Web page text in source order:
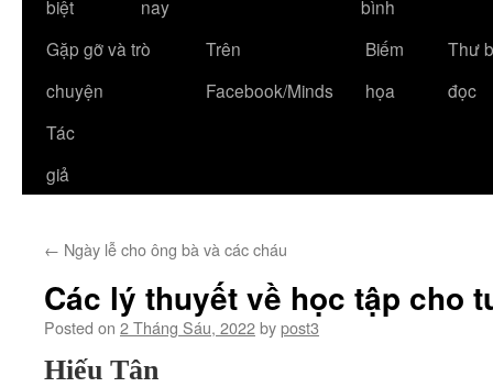
biệt
nay
bình
Gặp gỡ và trò
chuyện
Trên
Facebook/Minds
Biếm
họa
Thư
đọc
Tác
giả
← Ngày lễ cho ông bà và các cháu
Các lý thuyết về học tập cho
Posted on 2 Tháng Sáu, 2022bypost3
Hiếu Tân